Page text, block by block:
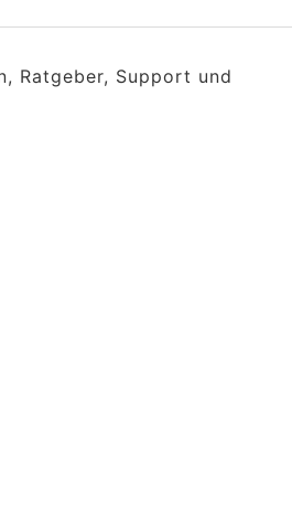
Ratgeber, Support und